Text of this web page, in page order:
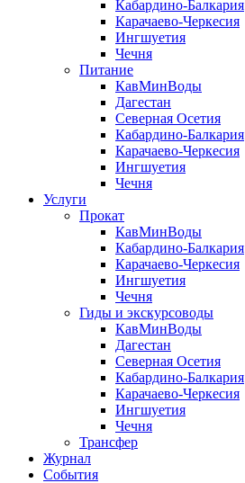
Кабардино-Балкария
Карачаево-Черкесия
Ингшуетия
Чечня
Питание
КавМинВоды
Дагестан
Северная Осетия
Кабардино-Балкария
Карачаево-Черкесия
Ингшуетия
Чечня
Услуги
Прокат
КавМинВоды
Кабардино-Балкария
Карачаево-Черкесия
Ингшуетия
Чечня
Гиды и экскурсоводы
КавМинВоды
Дагестан
Северная Осетия
Кабардино-Балкария
Карачаево-Черкесия
Ингшуетия
Чечня
Трансфер
Журнал
События